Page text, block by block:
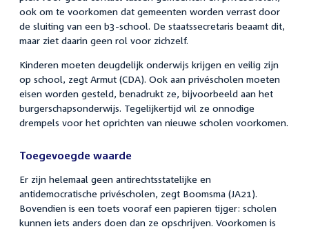
ook om te voorkomen dat gemeenten worden verrast door
de sluiting van een b3-school. De staatssecretaris beaamt dit,
maar ziet daarin geen rol voor zichzelf.
Kinderen moeten deugdelijk onderwijs krijgen en veilig zijn
op school, zegt Armut (CDA). Ook aan privéscholen moeten
eisen worden gesteld, benadrukt ze, bijvoorbeeld aan het
burgerschapsonderwijs. Tegelijkertijd wil ze onnodige
drempels voor het oprichten van nieuwe scholen voorkomen.
Toegevoegde waarde
Er zijn helemaal geen antirechtsstatelijke en
antidemocratische privéscholen, zegt Boomsma (JA21).
Bovendien is een toets vooraf een papieren tijger: scholen
kunnen iets anders doen dan ze opschrijven. Voorkomen is